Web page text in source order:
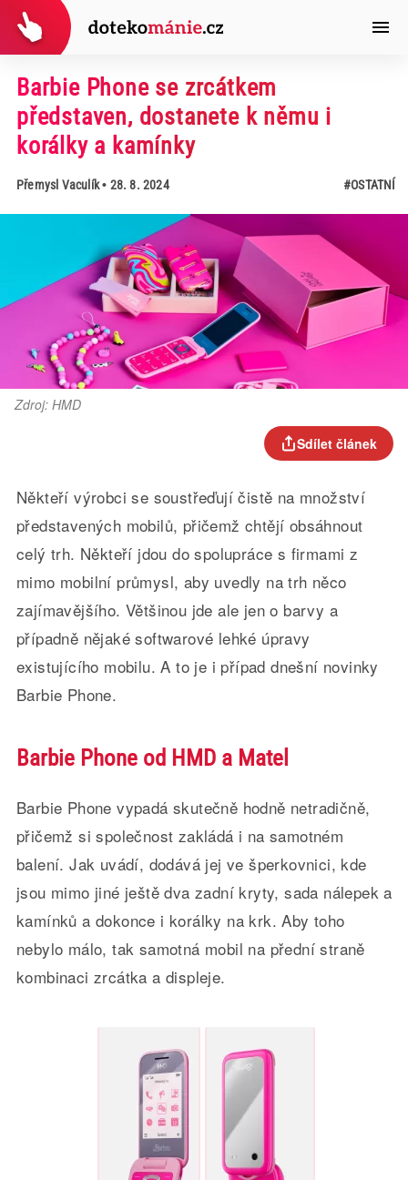
Barbie Phone se zrcátkem
představen, dostanete k němu i
korálky a kamínky
Přemysl Vaculík• 28. 8. 2024 #OSTATNÍ
Zdroj: HMD
Sdílet článek
Někteří výrobci se soustřeďují čistě na množství
představených mobilů, přičemž chtějí obsáhnout
celý trh. Někteří jdou do spolupráce s firmami z
mimo mobilní průmysl, aby uvedly na trh něco
zajímavějšího. Většinou jde ale jen o barvy a
případně nějaké softwarové lehké úpravy
existujícího mobilu. A to je i případ dnešní novinky
Barbie Phone.
Barbie Phone od HMD a Matel
Barbie Phone vypadá skutečně hodně netradičně,
přičemž si společnost zakládá i na samotném
balení. Jak uvádí, dodává jej ve šperkovnici, kde
jsou mimo jiné ještě dva zadní kryty, sada nálepek a
kamínků a dokonce i korálky na krk. Aby toho
nebylo málo, tak samotná mobil na přední straně
kombinaci zrcátka a displeje.